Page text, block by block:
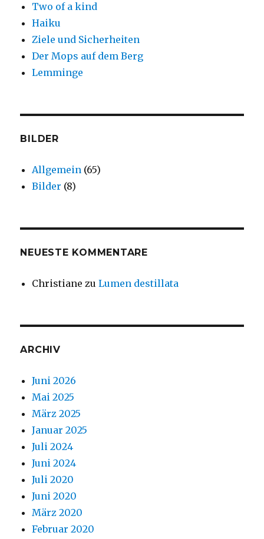
Two of a kind
Haiku
Ziele und Sicherheiten
Der Mops auf dem Berg
Lemminge
BILDER
Allgemein (65)
Bilder (8)
NEUESTE KOMMENTARE
Christiane zuLumen destillata
ARCHIV
Juni 2026
Mai 2025
März 2025
Januar 2025
Juli 2024
Juni 2024
Juli 2020
Juni 2020
März 2020
Februar 2020